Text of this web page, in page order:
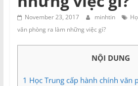
Đào
tạo
Miền
November 23, 2017 minhtin
văn phòng ra làm những việc gì?
NỘI DUNG
1 Học Trung cấp hành chính văn